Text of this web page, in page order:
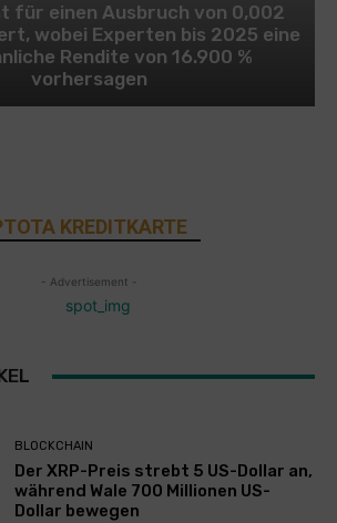
für einen Ausbruch von 0,002
wobei Experten bis 2025 eine
Rendite von 16.900 %
vorhersagen
KREDITKARTE
- Advertisement -
BLOCKCHAIN
Der XRP-Preis strebt 5 US-Dollar an,
während Wale 700 Millionen US-
Dollar bewegen